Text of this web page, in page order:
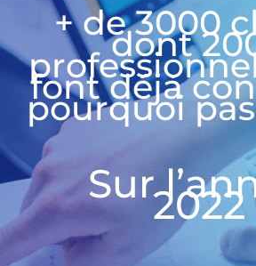
+ de 3000
dont
font déjà
pourquoi
Sur2022